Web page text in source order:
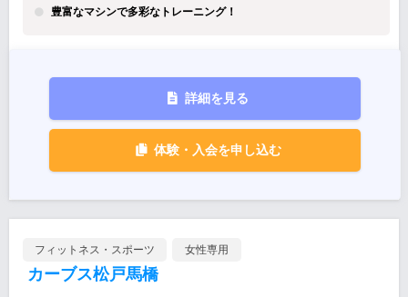
豊富なマシンで多彩なトレーニング！
詳細を見る
体験・入会を申し込む
フィットネス・スポーツ 女性専用
カーブス松戸馬橋